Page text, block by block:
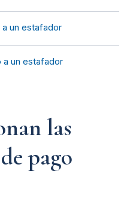
un estafador
a un estafador
las
pago